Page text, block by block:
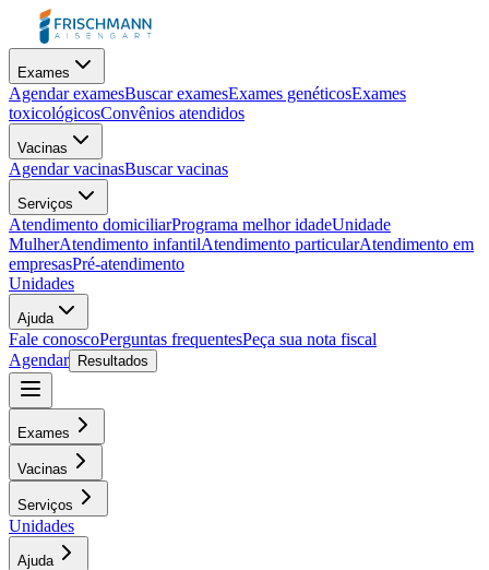
Exames
Agendar examesBuscar examesExames genéticosExames
toxicológicosConvênios atendidos
Vacinas
Agendar vacinasBuscar vacinas
Serviços
Atendimento domiciliarPrograma melhor idadeUnidade
MulherAtendimento infantilAtendimento particularAtendimento em
empresasPré-atendimento
Unidades
Ajuda
Fale conoscoPerguntas frequentesPeça sua nota fiscal
Agendar
Resultados
Exames
Vacinas
Serviços
Unidades
Ajuda